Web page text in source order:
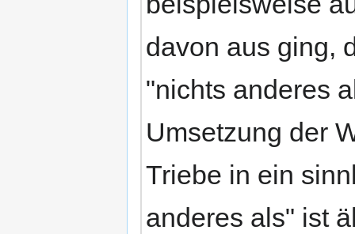
davon aus ging,
"nichts anderes
Umsetzung der
Triebe in ein
anderes als" ist